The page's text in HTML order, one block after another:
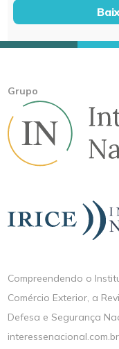
Grupo
Compreendendo o
Comércio Exterior, a
Defesa e Segurança